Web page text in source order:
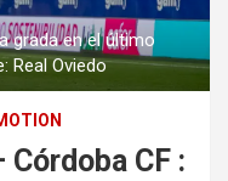
grada en el último
Real Oviedo
CF :